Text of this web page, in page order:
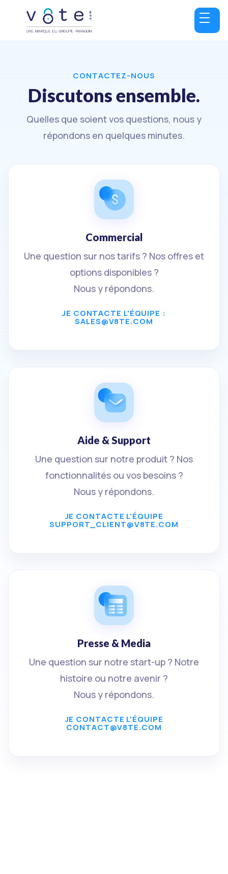
CONTACTEZ-NOUS
Discutons ensemble.
Quelles que soient vos questions, nous y
répondons en quelques minutes.
Commercial
Une question sur nos tarifs ? Nos offres et
options disponibles ?
Nous y répondons.
JE CONTACTE L'ÉQUIPE :
SALES@V8TE.COM
Aide & Support
Une question sur notre produit ? Nos
fonctionnalités ou vos besoins ?
Nous y répondons.
JE CONTACTE L'ÉQUIPE
SUPPORT_CLIENT@V8TE.COM
Presse & Media
Une question sur notre start-up ? Notre
histoire ou notre avenir ?
Nous y répondons.
JE CONTACTE L'ÉQUIPE
CONTACT@V8TE.COM